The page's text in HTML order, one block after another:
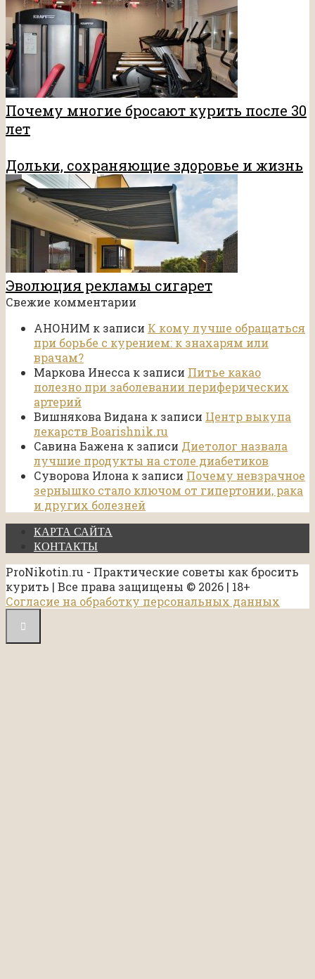
Почему многие бросают курить после 30
лет
Дольки, сохраняющие здоровье и жизнь
Эволюция рекламы сигарет
Свежие комментарии
АНОНИМ к записи К кому лучше обращаться
при борьбе с курением: к знахарям или
врачам?
Маркова Инесса к записи Питье какао
полезно при заболевании периферических
артерий
Вишнякова Видана к записи Центр выкупа
лекарств Boarishnik.ru
Савина Бажена к записи Диетолог назвала
лучшие продукты на столе диабетиков
Суворова Илона к записи Почему невзрачное
зернышко стало ключом от гипертонии, рака
и других болезней
КАРТА САЙТА
КОНТАКТЫ
ProNikotin.ru - Практические советы как бросить
курить | Все права защищены © 2026 | 18+
Согласие на обработку персональных данных